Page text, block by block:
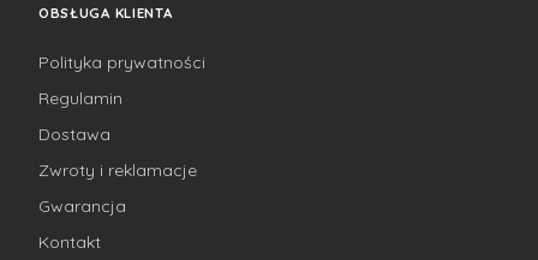
OBSŁUGA KLIENTA
Polityka prywatności
Regulamin
Dostawa
Zwroty i reklamacje
Gwarancja
Kontakt